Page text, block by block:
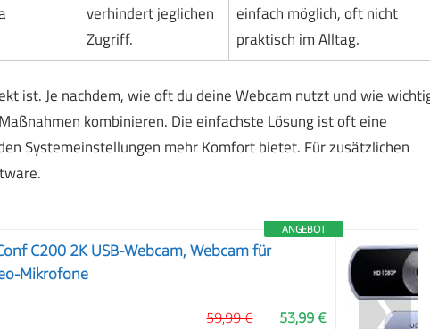
verhindert jeglichen
Zugriff.
einfach möglich, oft nicht
praktisch im Alltag.
ist. Je nachdem, wie oft du deine Webcam nutzt und wie
kombinieren. Die einfachste Lösung ist oft eine
Systemeinstellungen mehr Komfort bietet. Für zusätzlichen
ANGEBOT
C200 2K USB-Webcam, Webcam für
Mikrofone
53,99 €
59,99 € ❯